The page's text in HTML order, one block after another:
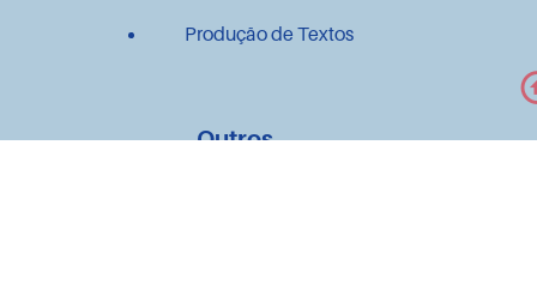
Produção de Textos
Outros